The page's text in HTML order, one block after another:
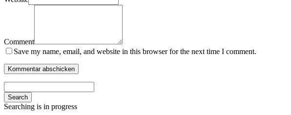
Comment
Save my name, email, and website in this browser for the next time I comment.
Search
Searching is in progress